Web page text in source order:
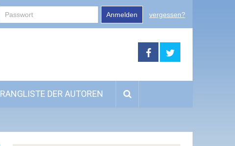
Anmelden vergessen?
RANGLISTE DER AUTOREN